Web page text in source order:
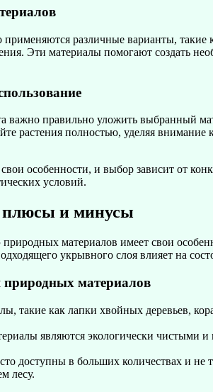
применяются различные варианты, такие
Эти материалы помогают создать
важно правильно уложить выбранный
растения полностью, уделяя
особенности, и выбор зависит от
условий.
и минусы
материалов имеет свои
укрывного слоя влияет на
природных материалов
такие как лапки хвойных деревьев,
являются экологически чистыми
доступны в больших количествах и
лесу.